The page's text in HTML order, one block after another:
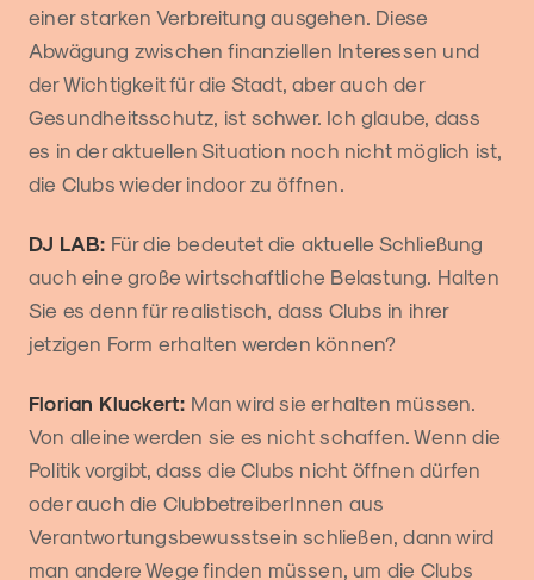
einer starken Verbreitung ausgehen. Diese
Abwägung zwischen finanziellen Interessen und
der Wichtigkeit für die Stadt, aber auch der
Gesundheitsschutz, ist schwer. Ich glaube, dass
es in der aktuellen Situation noch nicht möglich ist,
die Clubs wieder indoor zu öffnen.
DJ LAB: Für die bedeutet die aktuelle Schließung
auch eine große wirtschaftliche Belastung. Halten
Sie es denn für realistisch, dass Clubs in ihrer
jetzigen Form erhalten werden können?
Florian Kluckert: Man wird sie erhalten müssen.
Von alleine werden sie es nicht schaffen. Wenn die
Politik vorgibt, dass die Clubs nicht öffnen dürfen
oder auch die ClubbetreiberInnen aus
Verantwortungsbewusstsein schließen, dann wird
man andere Wege finden müssen, um die Clubs